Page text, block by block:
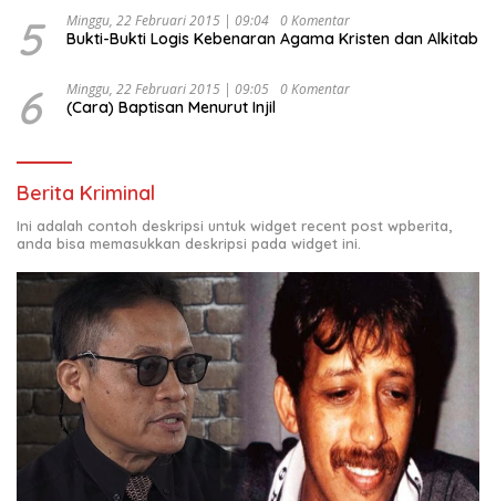
5 Minggu, 22 Februari 2015 | 09:04 0 Komentar
Bukti-Bukti Logis Kebenaran Agama Kristen dan Alkitab
6 Minggu, 22 Februari 2015 | 09:05 0 Komentar
(Cara) Baptisan Menurut Injil
Berita Kriminal
Ini adalah contoh deskripsi untuk widget recent post wpberita,
anda bisa memasukkan deskripsi pada widget ini.